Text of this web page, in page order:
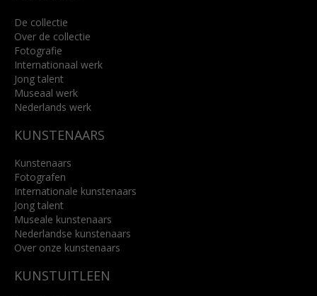
De collectie
Over de collectie
Fotografie
Internationaal werk
Jong talent
Museaal werk
Nederlands werk
KUNSTENAARS
Kunstenaars
Fotografen
Internationale kunstenaars
Jong talent
Museale kunstenaars
Nederlandse kunstenaars
Over onze kunstenaars
KUNSTUITLEEN